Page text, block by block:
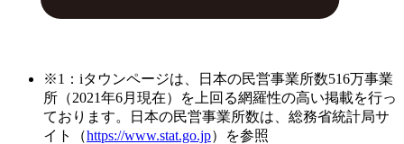
※1：iタウンページは、日本の民営事業所数516万事業
所（2021年6月現在）を上回る網羅性の高い掲載を行っ
ております。日本の民営事業所数は、総務省統計局サ
イト（https://www.stat.go.jp）を参照